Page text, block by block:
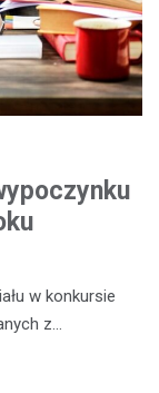
w konkursie
z…